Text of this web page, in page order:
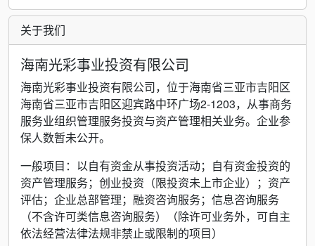
关于我们
海南光彩事业投资有限公司
海南光彩事业投资有限公司，位于海南省三亚市吉阳区
海南省三亚市吉阳区迎宾路中环广场2-1203，从事商务
服务业组织管理服务投资与资产管理相关业务。企业参
保人数暂未公开。
一般项目：以自有资金从事投资活动；自有资金投资的
资产管理服务；创业投资（限投资未上市企业）；资产
评估；企业总部管理；融资咨询服务；信息咨询服务
（不含许可类信息咨询服务）（除许可业务外，可自主
依法经营法律法规非禁止或限制的项目）